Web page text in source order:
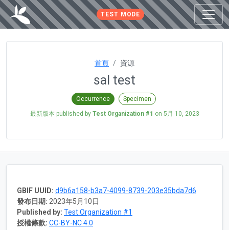
TEST MODE
首頁 資源
sal test
Occurrence Specimen
最新版本 published by Test Organization #1 on 5月 10, 2023
GBIF UUID: d9b6a158-b3a7-4099-8739-203e35bda7d6
發布日期: 2023年5月10日
Published by: Test Organization #1
授權條款: CC-BY-NC 4.0